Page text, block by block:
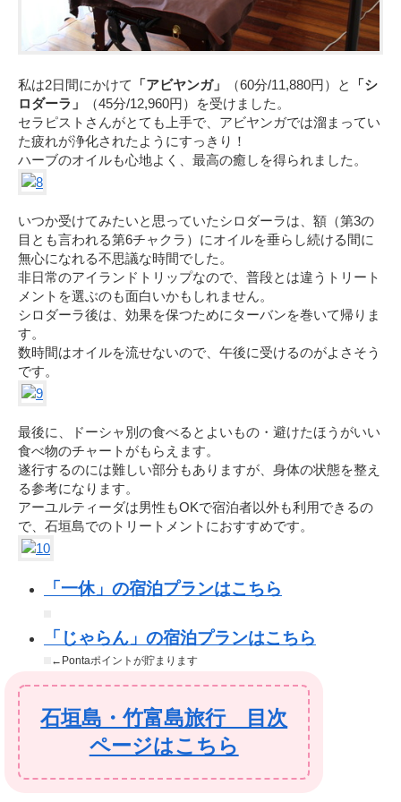
私は2日間にかけて 「アビヤンガ」 （60分/11,880円）と
「シ
ロダーラ」
（45分/12,960円）を受けました。
セラピストさんがとても上手で、アビヤンガでは溜まってい
た疲れが浄化されたようにすっきり！
ハーブのオイルも心地よく、最高の癒しを得られました。
いつか受けてみたいと思っていたシロダーラは、額（第3の
目とも言われる第6チャクラ）にオイルを垂らし続ける間に
無心になれる不思議な時間でした。
非日常のアイランドトリップなので、普段とは違うトリート
メントを選ぶのも面白いかもしれません。
シロダーラ後は、効果を保つためにターバンを巻いて帰りま
す。
数時間はオイルを流せないので、午後に受けるのがよさそう
です。
最後に、ドーシャ別の食べるとよいもの・避けたほうがいい
食べ物のチャートがもらえます。
遂行するのには難しい部分もありますが、身体の状態を整え
る参考になります。
アーユルティーダは男性もOKで宿泊者以外も利用できるの
で、石垣島でのトリートメントにおすすめです。
「一休」の宿泊プランはこちら
「じゃらん」の宿泊プランはこちら
←Pontaポイントが貯まります
石垣島・竹富島旅行 目次
ページはこちら